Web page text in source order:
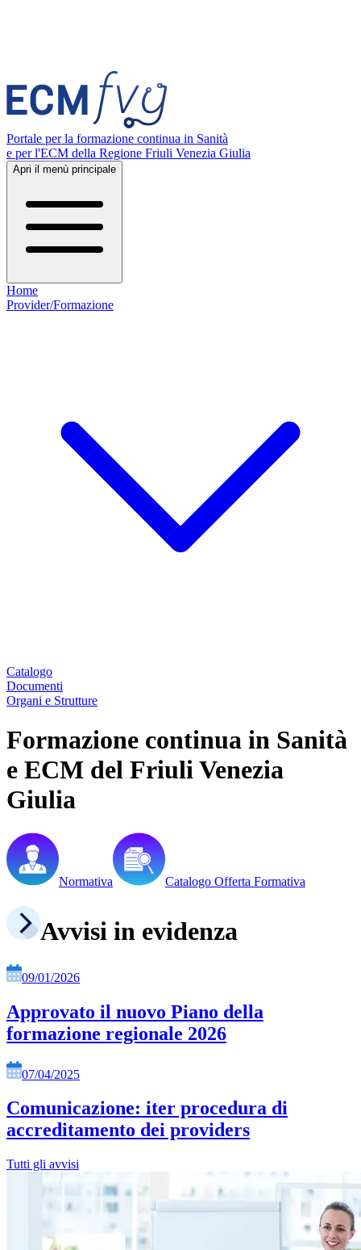
Portale per la formazione continua in Sanità
e per l'ECM della Regione Friuli Venezia Giulia
Apri il menù principale
Home
Provider/Formazione
Catalogo
Documenti
Organi e Strutture
Formazione continua in Sanità
e ECM del Friuli Venezia
Giulia
Normativa Catalogo Offerta Formativa
Avvisi in evidenza
09/01/2026
Approvato il nuovo Piano della
formazione regionale 2026
07/04/2025
Comunicazione: iter procedura di
accreditamento dei providers
Tutti gli avvisi